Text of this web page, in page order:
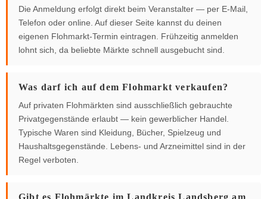
Die Anmeldung erfolgt direkt beim Veranstalter — per E-Mail,
Telefon oder online. Auf dieser Seite kannst du deinen
eigenen Flohmarkt-Termin eintragen. Frühzeitig anmelden
lohnt sich, da beliebte Märkte schnell ausgebucht sind.
Was darf ich auf dem Flohmarkt verkaufen?
Auf privaten Flohmärkten sind ausschließlich gebrauchte
Privatgegenstände erlaubt — kein gewerblicher Handel.
Typische Waren sind Kleidung, Bücher, Spielzeug und
Haushaltsgegenstände. Lebens- und Arzneimittel sind in der
Regel verboten.